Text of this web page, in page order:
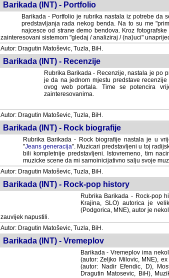
Barikada (INT) - Portfolio
Barikada - Portfolio je rubrika nastala iz potrebe da
predstavljanja rada nekog benda. Na to su me
najcesce od strane demo bendova. Kroz
zainteresovani sistemom "gledaj / analiziraj / (na)uci"
Autor: Dragutin Matoševic, Tuzla, BiH.
Barikada (INT) - Recenzije
Rubrika Barikada - Recenzije, nastala je po
je da na jednom mjestu predstave
ovog web portala. Time se potencira
zainteresovanima.
Autor: Dragutin Matoševic, Tuzla, BiH.
Barikada (INT) - Rock biografije
Rubrika Barikada - Rock biografije nastala je u
"Jeans generacija". Muzicari predstavljeni u toj
bili kompletnije predstavljeni. Istovremeno, tim
muzicke scene da mi samoinicijativno salju svoje
Autor: Dragutin Matoševic, Tuzla, BiH.
Barikada (INT) - Rock-pop history
Rubrika Barikada - Rock-pop
Krajina, SLO) autorica je
(Podgorica, MNE), autor je
zauvijek napustili.
Autor: Dragutin Matoševic, Tuzla, BiH.
Barikada (INT) - Vremeplov
Barikada - Vremeplov ima
(autor: Zeljko Milovic, MNE),
(autor: Nadir Efendic, D),
Matosevic, BiH), Muzika je